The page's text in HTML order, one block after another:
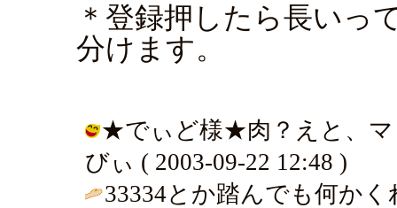
＊登録押したら長いっ
分けます。
★でぃど様★肉？えと、マ
びぃ ( 2003-09-22 12:48 )
33334とか踏んでも何か